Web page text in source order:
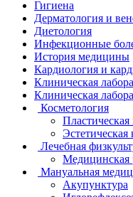
Гигиена
Дерматология и
Диетология
Инфекционные
История медицины
Кардиология и
Клиническая
Клиническая
Косметология
Пластическая
Эстетическая
Лечебная
Медицинская
Мануальная
Акупунктура